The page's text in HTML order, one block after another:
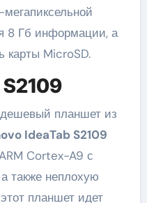
8 Гб информации, а
карты MicroSD.
планшет из
IdeaTab S2109
Cortex-A9 с
а также неплохую
планшет идет